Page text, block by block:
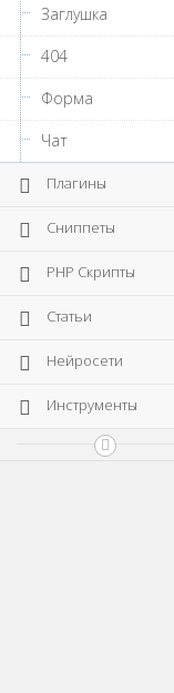
Заглушка
404
Форма
Чат
Плагины
Сниппеты
PHP Скрипты
Статьи
Нейросети
Инструменты